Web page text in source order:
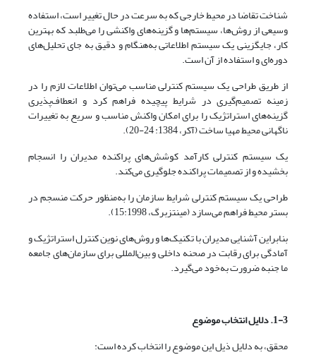
شناخت تقاضا در محیط خارجی که به سرعت در حال تغییر است، استفاده
وسیعی از روش‌ها، سیستم‌ها و گزینه‌های واکنشی را می‌طلبد که بهترین
کار، جایگزینی یک سیستم اطلاعاتی به‌هنگام و دقیق به جای تحلیل‌های
دوره‌ای و استفاده از آن است.
از طریق طراحی یک سیستم کنترلی مناسب می‌توان اطلاعات لازم را در
زمینه تصمیم‌گیری در شرایط پیچیده فراهم کرد و انعطاف‌پذیری
گزینه‌های استراتژیک را برای امکان واکنش مناسب و سریع به تغییرات
ناگهانی محیط مهیا ساخت (آکر، 1384: 24-20).
یک سیستم کنترلی کارآمد کوشش‌های پراکنده مدیران را انسجام
بخشیده و از تصمیمات پراکنده جلوگیری می‌کند.
طراحی یک سیستم کنترلی شرایط سازمان را به‌منظور حرکت منسجم در
بستر محیط فراهم می‌سازد (مینتزبرگ، 15:1998).
بنابراین آشنایی مدیران با تکنیک‌ها و روش‌های نوین کنترل استراتژیک و
آمادگی برای رقابت در صحنه داخلی و بین‌المللی برای سازمان‌های جامعه
ما جنبه ضرورت به‌خود می‌گیرد.
1-3. دلایل انتخاب موضوع
محقق، به دلایل ذیل این موضوع را انتخاب کرده است: